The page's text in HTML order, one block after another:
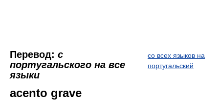
Перевод: с
португальского на все
языки
со всех языков на
португальский
acento grave